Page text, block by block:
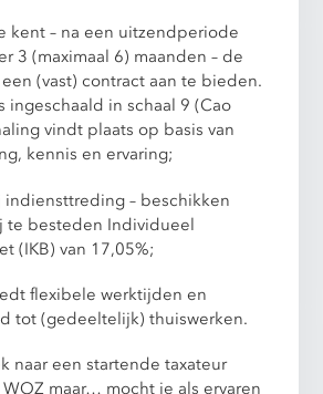
kent – na een uitzendperiode
3 (maximaal 6) maanden – de
(vast) contract aan te bieden.
ingeschaald in schaal 9 (Cao
vindt plaats op basis van
kennis en ervaring;
indiensttreding – beschikken
te besteden Individueel
(IKB) van 17,05%;
flexibele werktijden en
tot (gedeeltelijk) thuiswerken.
naar een startende taxateur
maar… mocht je als ervaren